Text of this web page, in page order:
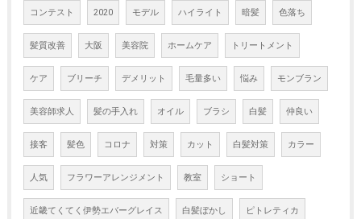
コンテスト 2020 モデル ハイライト 暗髪 色落ち
髪質改善 大阪 美容院 ホームケア トリートメント
ケア ブリーチ デメリット 毛量多い 悩み モンブラン
美容師求人 髪の手入れ オイル ブラシ 白髪 仲良い
接客 髪色 コロナ 対策 カット 白髪対策 カラー
人気 フラワーアレンジメント 教室 ショート
近畿てくてく伊勢エバーグレイス 白髪ぼかし ピトレティカ